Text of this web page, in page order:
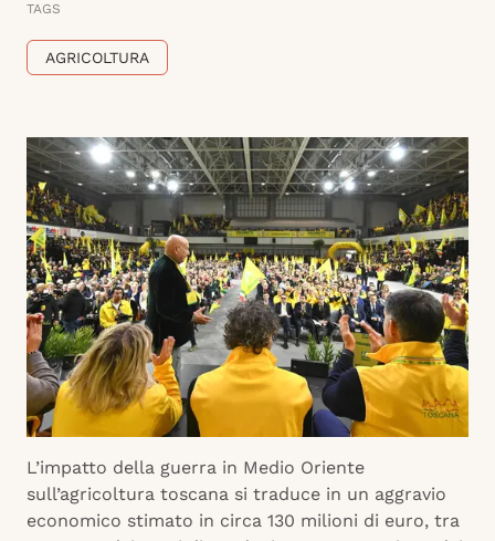
TAGS
AGRICOLTURA
L’impatto della guerra in Medio Oriente
sull’agricoltura toscana si traduce in un aggravio
economico stimato in circa 130 milioni di euro, tra